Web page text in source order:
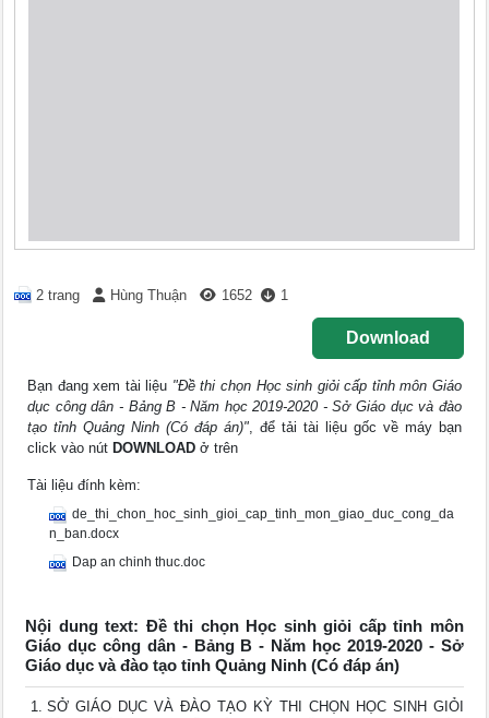
2 trang Hùng Thuận 1652 1
Download
Bạn đang xem tài liệu "Đề thi chọn Học sinh giỏi cấp tỉnh môn Giáo
dục công dân - Bảng B - Năm học 2019-2020 - Sở Giáo dục và đào
tạo tỉnh Quảng Ninh (Có đáp án)", để tải tài liệu gốc về máy bạn
click vào nút DOWNLOAD ở trên
Tài liệu đính kèm:
de_thi_chon_hoc_sinh_gioi_cap_tinh_mon_giao_duc_cong_da
n_ban.docx
Dap an chinh thuc.doc
Nội dung text: Đề thi chọn Học sinh giỏi cấp tỉnh môn
Giáo dục công dân - Bảng B - Năm học 2019-2020 - Sở
Giáo dục và đào tạo tỉnh Quảng Ninh (Có đáp án)
SỞ GIÁO DỤC VÀ ĐÀO TẠO KỲ THI CHỌN HỌC SINH GIỎI